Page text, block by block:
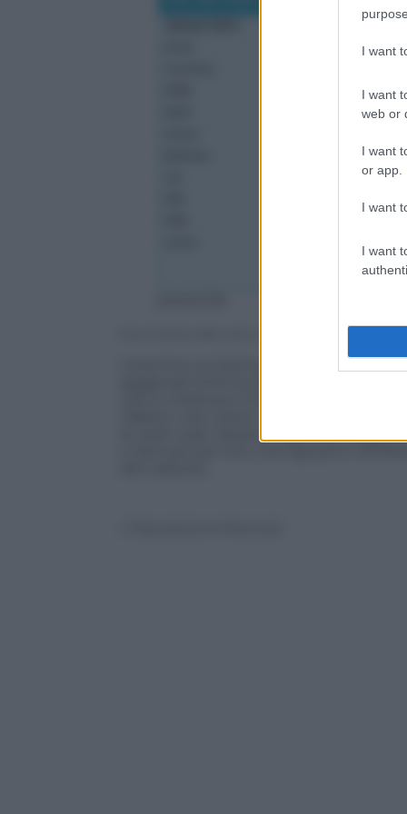
I want
I want
web or
I want
or app.
I want
I want
che si chiamano Courtney, Millie, Mia
l’albero, così come i maschietti che si
le varie Leah, Eleanor, Jasmine, Abigail